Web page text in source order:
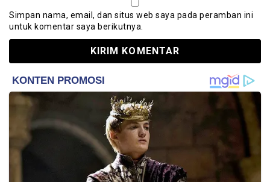
Simpan nama, email, dan situs web saya pada peramban ini
untuk komentar saya berikutnya.